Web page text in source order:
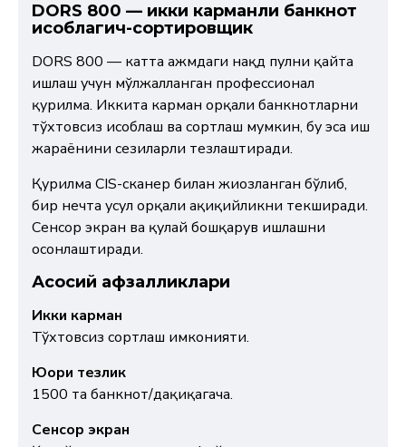
DORS 800 — икки карманли банкнот
ҳисоблагич-сортировщик
DORS 800 — катта ҳажмдаги нақд пулни қайта
ишлаш учун мўлжалланган профессионал
қурилма. Иккита карман орқали банкнотларни
тўхтовсиз ҳисоблаш ва сортлаш мумкин, бу эса иш
жараёнини сезиларли тезлаштиради.
Қурилма CIS-сканер билан жиҳозланган бўлиб,
бир нечта усул орқали ҳақиқийликни текширади.
Сенсор экран ва қулай бошқарув ишлашни
осонлаштиради.
Асосий афзалликлари
Икки карман
Тўхтовсиз сортлаш имконияти.
Юқори тезлик
1500 та банкнот/дақиқагача.
Сенсор экран